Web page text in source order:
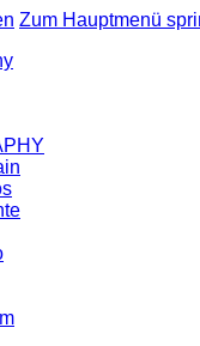
Zum Hauptmenü